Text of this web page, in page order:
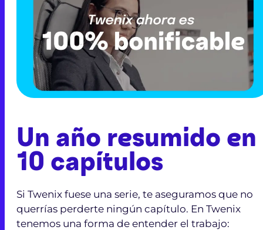
Un año resumido en
10 capítulos
Si Twenix fuese una serie, te aseguramos que no
querrías perderte ningún capítulo. En Twenix
tenemos una forma de entender el trabajo: